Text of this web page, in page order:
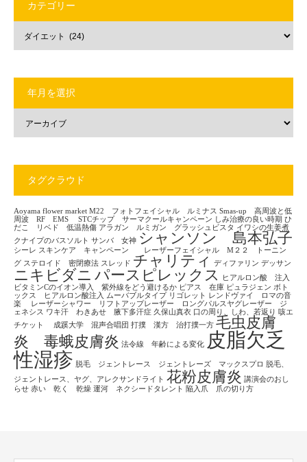
カテゴリー
年月を選択
タグクラウド
Aoyama flower market M22 フォトフェイシャル ルミナス Smas-up 高周波と低
周波 RF EMS
STCチップ サーマクールキャンペーン しみ治療の良い時期 ひ
だこ リベド 低温熱傷 アラガン ルミガン グラッシュビスタ イワシの生姜煮
クナイプのバスソルト サンバ 女神 シャンソン 島本弘子
シーレ スキンケア キャンペーン レーザーフェイシャル M２２ トーニン
グ ステロイド 密閉療法 スレッド チャリティ ディファリン デッサン
ニキビダニ パースピレックス
ヒアルロン酸 注入
ビタミンCのイオン導入 紫外線をどう避けるか ピアス 在庫 ピュラジェン ボト
ックス ヒアルロン酸注入
ムーバブルタイプ リゴレット レンドヴァイ ロマの音
楽
レーザーシャワー リフトアップレーザー ロングパルスヤグレーザー ジ
ェネシス ワキ汗 わきあせ 腋下多汗症 久保山真衣 口の周り、しわ、若返り 咳エ
チケット
成蹊大学 混声合唱団 打撲 漢方 治打撲一方 毛虫皮膚
炎 毒蛾皮膚炎 法令線 年齢による変化
皮脂欠乏
性湿疹 脱毛 ジェントレース ジェントレーズ マックスプロ
脱毛、
ジェントレース、ヤグ、アレクサンドライト 花粉皮膚炎 講演会のおし
らせ 赤い 乾く 乾燥 運河 ネクシードタレント 陥入爪 爪の切り方